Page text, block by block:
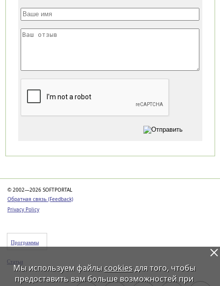
© 2002—2026 SOFTPORTAL
Обратная связь (Feedback)
Privacy Policy
Программы
Статьи
Мы используем файлы cookiesдля того, чтобы
предоставить вам больше возможностей при